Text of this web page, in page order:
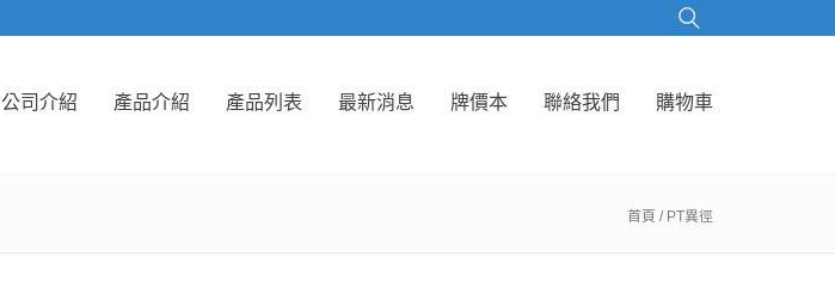
公司介紹 產品介紹 產品列表 最新消息 牌價本 聯絡我們 購物車
首頁 / PT異徑